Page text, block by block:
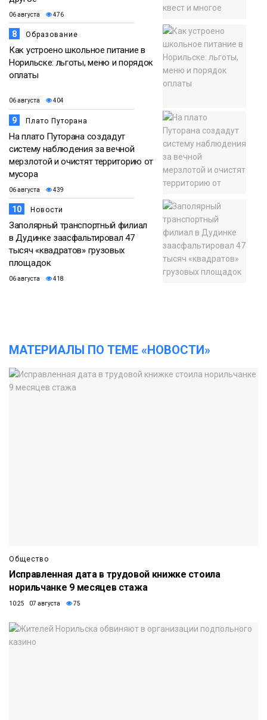
06 августа 476
8 Образование
Как устроено школьное питание в
Норильске: льготы, меню и порядок
оплаты
06 августа 404
9 Плато Путорана
На плато Путорана создадут
систему наблюдения за вечной
мерзлотой и очистят территорию от
мусора
06 августа 439
10 Новости
Заполярный транспортный филиал
в Дудинке заасфальтировал 47
тысяч «квадратов» грузовых
площадок
06 августа 418
МАТЕРИАЛЫ ПО ТЕМЕ «НОВОСТИ»
Общество
Исправленная дата в трудовой книжке стоила
норильчанке 9 месяцев стажа
10:25 07 августа 75